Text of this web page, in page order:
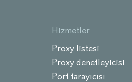
Hizmetler
Proxy listesi
Proxy denetleyicisi
Port tarayıcısı